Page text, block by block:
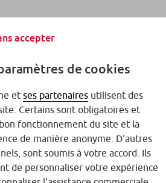
accepter
de cookies
et ses partenaires utilisent des
Certains sont obligatoires et
fonctionnement du site et la
de manière anonyme. D'autres
sont soumis à votre accord. Ils
de personnaliser votre expérience